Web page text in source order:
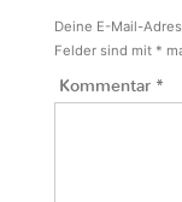
Deine E-Mail-
Felder sind mit *
Kommentar *